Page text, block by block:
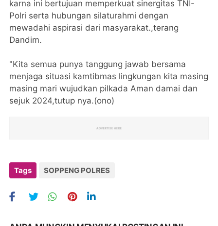
karna ini bertujuan memperkuat sinergitas TNI-
Polri serta hubungan silaturahmi dengan
mewadahi aspirasi dari masyarakat.,terang
Dandim.
"Kita semua punya tanggung jawab bersama
menjaga situasi kamtibmas lingkungan kita masing
masing mari wujudkan pilkada Aman damai dan
sejuk 2024,tutup nya.(ono)
Tags SOPPENG POLRES